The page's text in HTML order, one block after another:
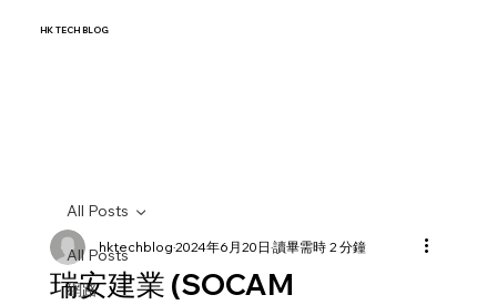
HK TECH BLOG
All Posts
網路
All Posts
瑞安建業 (SOCAM
hktechblog2024年6月20日 讀畢需時 2 分鐘